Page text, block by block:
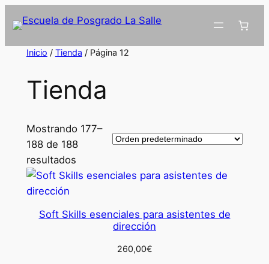
Inicio / Tienda / Página 12
Tienda
Mostrando 177–
188 de 188
resultados
Soft Skills esenciales para asistentes de
dirección
260,00€